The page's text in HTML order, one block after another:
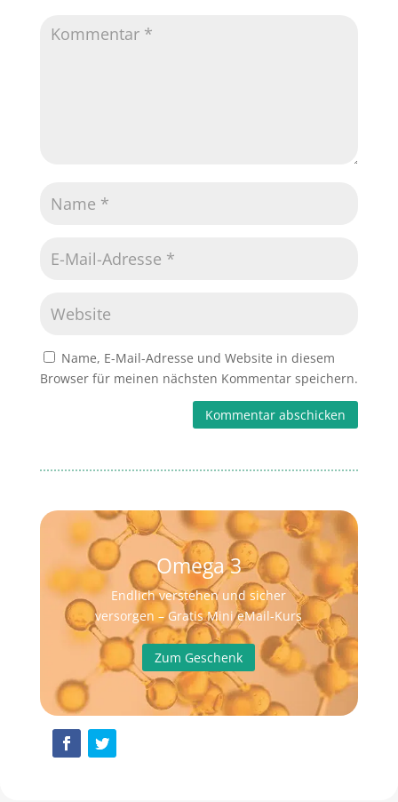
Name, E-Mail-Adresse und Website in diesem
Browser für meinen nächsten Kommentar speichern.
Kommentar abschicken
Omega 3
Endlich verstehen und sicher
versorgen – Gratis Mini eMail-Kurs
Zum Geschenk